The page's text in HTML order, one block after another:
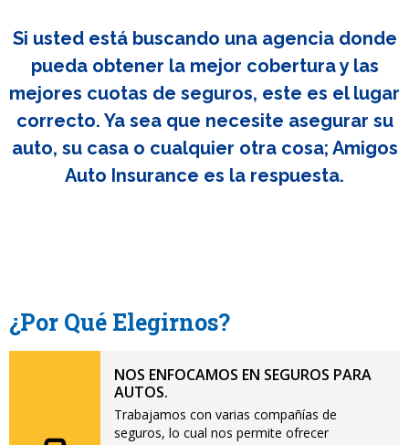
Si usted está buscando una agencia donde
pueda obtener la mejor cobertura y las
mejores cuotas de seguros, este es el lugar
correcto. Ya sea que necesite asegurar su
auto, su casa o cualquier otra cosa; Amigos
Auto Insurance es la respuesta.
¿Por Qué Elegirnos?
NOS ENFOCAMOS EN SEGUROS PARA
AUTOS.
Trabajamos con varias compañías de
seguros, lo cual nos permite ofrecer